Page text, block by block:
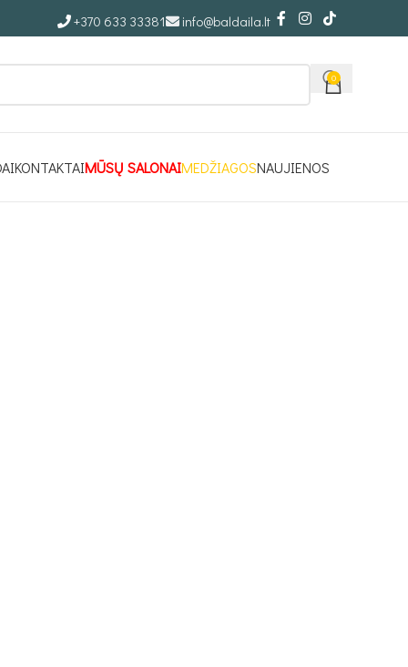
+370 633 33381 info@baldaila.lt
0
KONTAKTAIMŪSŲ SALONAIMEDŽIAGOSNAUJIENOS